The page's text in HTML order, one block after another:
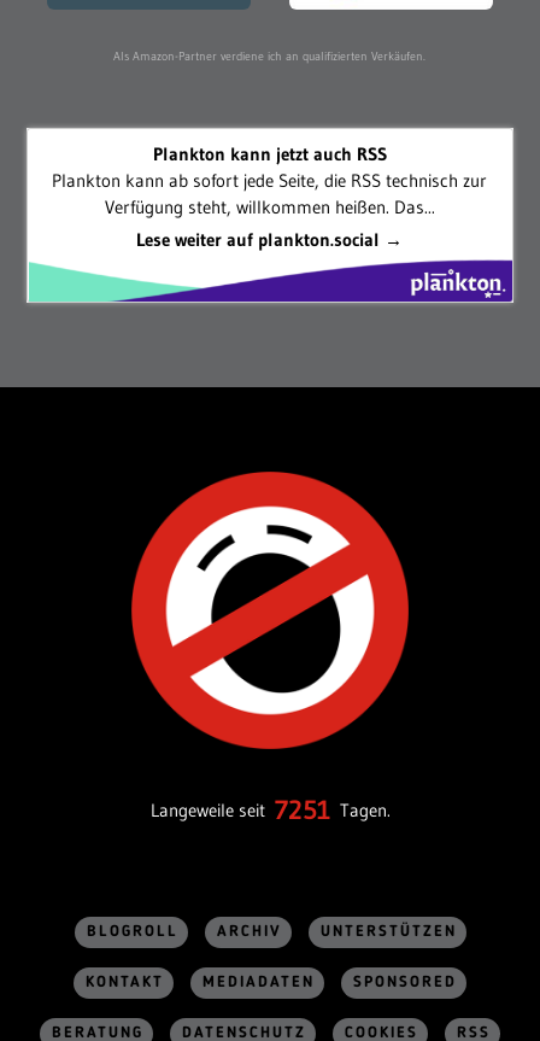
Als Amazon-Partner verdiene ich an qualifizierten Verkäufen.
Plankton kann jetzt auch RSS
Plankton kann ab sofort jede Seite, die RSS technisch zur
Verfügung steht, willkommen heißen. Das...
Lese weiter auf plankton.social →
Langeweile seit 7251 Tagen.
BLOGROLL ARCHIV UNTERSTÜTZEN
KONTAKT MEDIADATEN SPONSORED
BERATUNG DATENSCHUTZ COOKIES RSS